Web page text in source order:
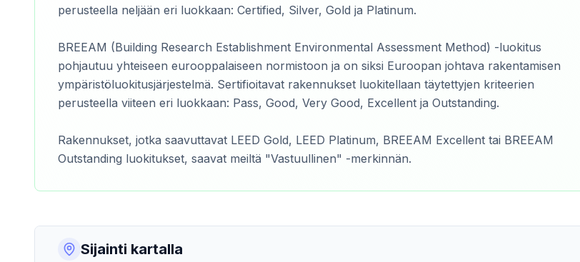
perusteella neljään eri luokkaan: Certified, Silver, Gold ja Platinum.
BREEAM (Building Research Establishment Environmental Assessment Method) -luokitus
pohjautuu yhteiseen eurooppalaiseen normistoon ja on siksi Euroopan johtava rakentamisen
ympäristöluokitusjärjestelmä. Sertifioitavat rakennukset luokitellaan täytettyjen kriteerien
perusteella viiteen eri luokkaan: Pass, Good, Very Good, Excellent ja Outstanding.
Rakennukset, jotka saavuttavat LEED Gold, LEED Platinum, BREEAM Excellent tai BREEAM
Outstanding luokitukset, saavat meiltä "Vastuullinen" -merkinnän.
Sijainti kartalla